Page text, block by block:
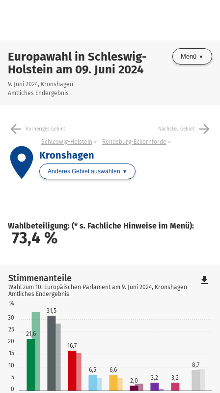
Europawahl in Schleswig-
Holstein am 09. Juni 2024
9. Juni 2024, Kronshagen
Amtliches Endergebnis
Menü
arrow_back Vorheriges Gebiet Nächstes Gebiet arrow_forward
place
Schleswig-Holstein Rendsburg-Eckernförde
Kronshagen
Anderes Gebiet auswählen
Wahlbeteiligung: (* s. Fachliche Hinweise im Menü):
73,4 %
0
5
10
15
20
25
30
%
21,6
31,5
16,7
6,5
6,6
2,0
3,2 3,2
8,7
Stimmenanteile
Wahl zum 10. Europäischen Parlament am 9. Juni 2024, Kronshagen
Amtliches Endergebnis
file_download